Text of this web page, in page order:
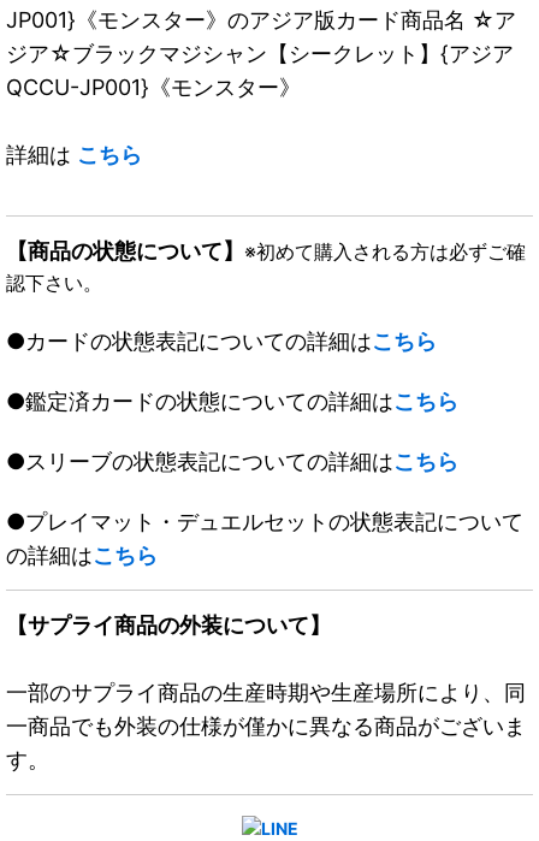
JP001}《モンスター》のアジア版カード商品名 ☆ア
ジア☆ブラックマジシャン【シークレット】{アジア
QCCU-JP001}《モンスター》
詳細は こちら
【商品の状態について】 ※初めて購入される方は必ずご確
認下さい。
●カードの状態表記についての詳細はこちら
●鑑定済カードの状態についての詳細はこちら
●スリーブの状態表記についての詳細はこちら
●プレイマット・デュエルセットの状態表記について
の詳細はこちら
【サプライ商品の外装について】
一部のサプライ商品の生産時期や生産場所により、同
一商品でも外装の仕様が僅かに異なる商品がございま
す。